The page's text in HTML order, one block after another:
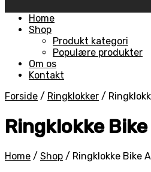
Skip
Home
Shop
Produkt kategori
Populære produkter
Om os
Kontakt
Forside / Ringklokker /
Ringklokke
Home / Shop / Ringklokke Bike